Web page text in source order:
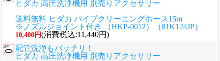
ヒダカ 高圧洗浄機用 別売りアクセサリー
送料無料 ヒダカ パイプクリーニングホース15m
※ノズルジョイント付き （HKP-0012）（81K124JP）
10,400円(消費税込:11,440円)
配管洗浄もバッチリ！
ヒダカ 高圧洗浄機用 別売りアクセサリー